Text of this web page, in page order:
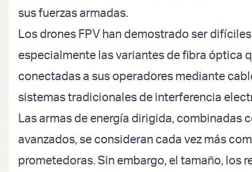
sus fuerzas armadas.
Los drones FPV han demostrado ser
especialmente las variantes de fibra óptica
conectadas a sus operadores mediante
sistemas tradicionales de interferencia
Las armas de energía dirigida, combinadas
avanzados, se consideran cada vez más
prometedoras. Sin embargo, el tamaño, los